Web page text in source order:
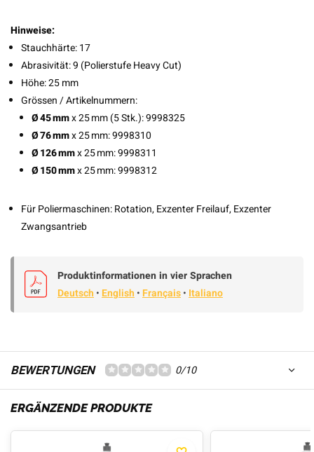
Hinweise:
Stauchhärte: 17
Abrasivität: 9 (Polierstufe Heavy Cut)
Höhe: 25 mm
Grössen / Artikelnummern:
Ø 45 mmx 25 mm (5 Stk.): 9998325
Ø 76 mmx 25 mm: 9998310
Ø 126 mmx 25 mm: 9998311
Ø 150 mmx 25 mm: 9998312
Für Poliermaschinen: Rotation, Exzenter Freilauf, Exzenter
Zwangsantrieb
Produktinformationen in vier Sprachen
Deutsch • English • Français• Italiano
BEWERTUNGEN 0/10
ERGÄNZENDE PRODUKTE